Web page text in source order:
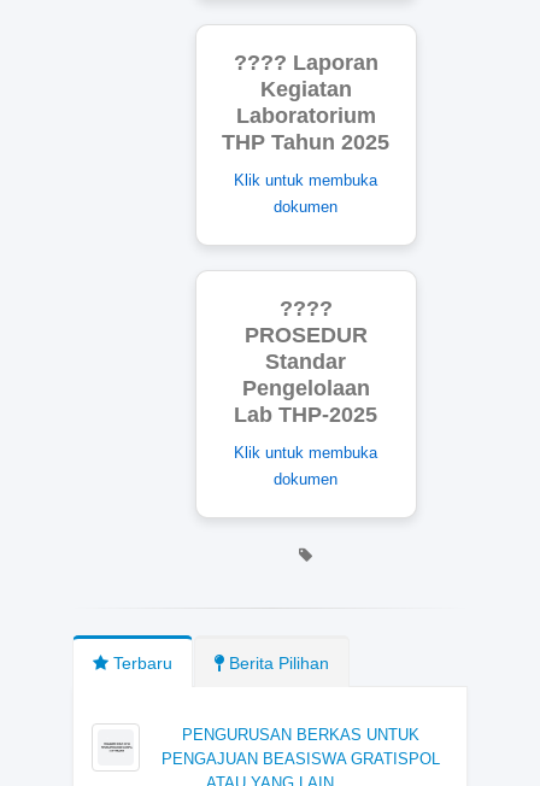
???? Laporan
Kegiatan
Laboratorium
THP Tahun 2025
Klik untuk membuka
dokumen
????
PROSEDUR
Standar
Pengelolaan
Lab THP-2025
Klik untuk membuka
dokumen
Terbaru Berita Pilihan
PENGURUSAN BERKAS UNTUK
PENGAJUAN BEASISWA GRATISPOL